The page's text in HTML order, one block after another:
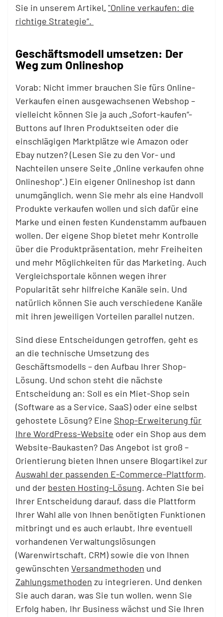
Sie in unserem Artikel„"Online verkaufen: die
richtige Strategie“.
Geschäftsmodell umsetzen: Der
Weg zum Onlineshop
Vorab: Nicht immer brauchen Sie fürs Online-
Verkaufen einen ausgewachsenen Webshop –
vielleicht können Sie ja auch „Sofort-kaufen“-
Buttons auf Ihren Produktseiten oder die
einschlägigen Marktplätze wie Amazon oder
Ebay nutzen? (Lesen Sie zu den Vor- und
Nachteilen unsere Seite „Online verkaufen ohne
Onlineshop“.) Ein eigener Onlineshop ist dann
unumgänglich, wenn Sie mehr als eine Handvoll
Produkte verkaufen wollen und sich dafür eine
Marke und einen festen Kundenstamm aufbauen
wollen. Der eigene Shop bietet mehr Kontrolle
über die Produktpräsentation, mehr Freiheiten
und mehr Möglichkeiten für das Marketing. Auch
Vergleichsportale können wegen ihrer
Popularität sehr hilfreiche Kanäle sein. Und
natürlich können Sie auch verschiedene Kanäle
mit ihren jeweiligen Vorteilen parallel nutzen.
Sind diese Entscheidungen getroffen, geht es
an die technische Umsetzung des
Geschäftsmodells – den Aufbau Ihrer Shop-
Lösung. Und schon steht die nächste
Entscheidung an: Soll es ein Miet-Shop sein
(Software as a Service, SaaS) oder eine selbst
gehostete Lösung? Eine Shop-Erweiterung für
Ihre WordPress-Website oder ein Shop aus dem
Website-Baukasten? Das Angebot ist groß –
Orientierung bieten Ihnen unsere Blogartikel zur
Auswahl der passenden E-Commerce-Plattform.
und der besten Hosting-Lösung. Achten Sie bei
Ihrer Entscheidung darauf, dass die Plattform
Ihrer Wahl alle von Ihnen benötigten Funktionen
mitbringt und es auch erlaubt, Ihre eventuell
vorhandenen Verwaltungslösungen
(Warenwirtschaft, CRM) sowie die von Ihnen
gewünschten Versandmethoden und
Zahlungsmethoden zu integrieren. Und denken
Sie auch daran, was Sie tun wollen, wenn Sie
Erfolg haben, Ihr Business wächst und Sie Ihren